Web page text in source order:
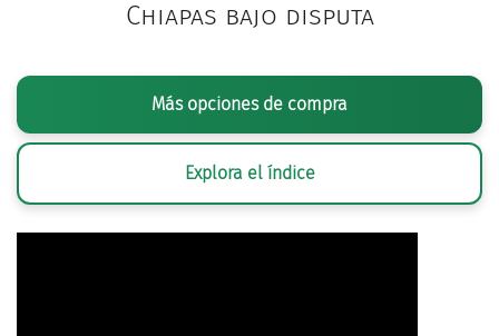
Chiapas bajo disputa
Más opciones de compra
Explora el índice